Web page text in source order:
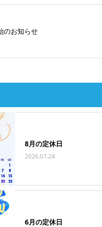
のお知らせ
8月の定休日
2026.07.24
6月の定休日